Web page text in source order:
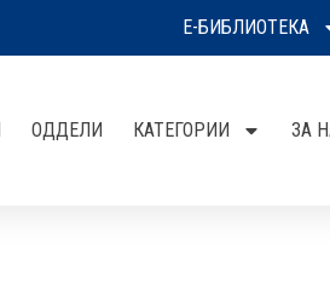
Е-БИБЛИОТЕКА
ОДДЕЛИ КАТЕГОРИИ ЗА